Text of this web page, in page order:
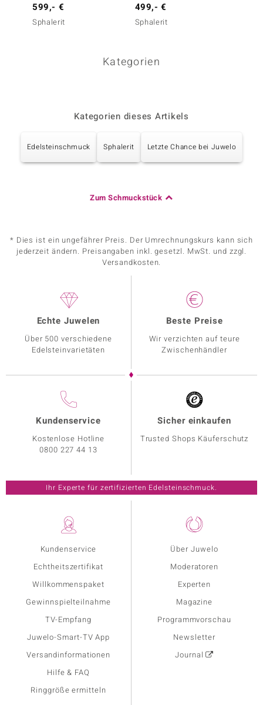
599,- €
Sphalerit
499,- €
Sphalerit
Kategorien
Kategorien dieses Artikels
Edelsteinschmuck Sphalerit Letzte Chance bei Juwelo
Zum Schmuckstück
* Dies ist ein ungefährer Preis. Der Umrechnungskurs kann sich
jederzeit ändern. Preisangaben inkl. gesetzl. MwSt. und zzgl.
Versandkosten.
Kundenservice
Echtheitszertifikat
Willkommenspaket
Gewinnspielteilnahme
TV-Empfang
Juwelo-Smart-TV App
Versandinformationen
Hilfe & FAQ
Ringgröße ermitteln
Über Juwelo
Moderatoren
Experten
Magazine
Programmvorschau
Newsletter
Journal
Echte Juwelen
Über 500 verschiedene
Edelsteinvarietäten
Beste Preise
Wir verzichten auf teure
Zwischenhändler
Kundenservice
Kostenlose Hotline
0800 227 44 13
Sicher einkaufen
Trusted Shops Käuferschutz
Ihr Experte für zertifizierten Edelsteinschmuck.